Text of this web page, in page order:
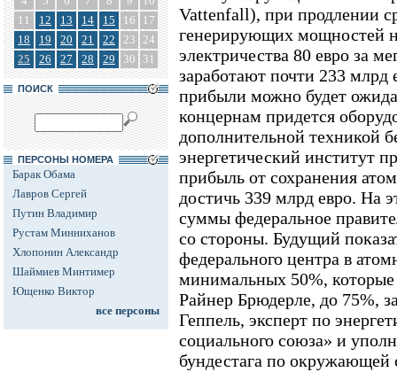
11
12 13 14 15 16
17
18
19 20 21 22 23 24
25
26 27 28 29 30 31
ПОИСК
ПЕРСОНЫ НОМЕРА
Барак Обама
Лавров Сергей
Путин Владимир
Рустам Минниханов
Хлопонин Александр
Шаймиев Минтимер
Ющенко Виктор
все персоны
Vattenfall), при продлении
генерирующих мощностей
электричества 80 евро за
заработают почти 233 млрд
прибыли можно будет
концернам придется
дополнительной техникой
энергетический институт
прибыль от сохранения
достичь 339 млрд евро. На
суммы федеральное
со стороны. Будущий
федерального центра в
минимальных 50%,
Райнер Брюдерле, до 75%,
Геппель, эксперт по
социального союза» и
бундестага по окружающей